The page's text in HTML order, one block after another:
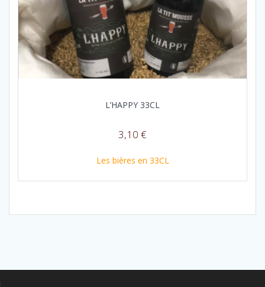
L’HAPPY 33CL
3,10 €
Les bières en 33CL